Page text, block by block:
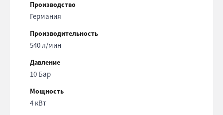
Производство
Германия
Производительность
540 л/мин
Давление
10 Бар
Мощность
4 кВт